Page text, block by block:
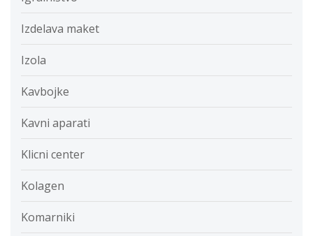
Izdelava maket
Izola
Kavbojke
Kavni aparati
Klicni center
Kolagen
Komarniki